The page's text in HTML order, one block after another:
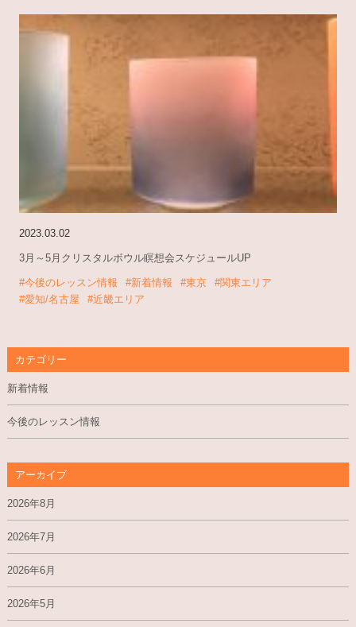
2023.03.02
3月～5月クリスタルボウル瞑想会スケジュールUP
#今後のレッスン情報 #新着情報 #東京
#関東エリア
#愛知/名古屋
#近畿エリア
カテゴリー
新着情報
今後のレッスン情報
アーカイブ
2026年8月
2026年7月
2026年6月
2026年5月